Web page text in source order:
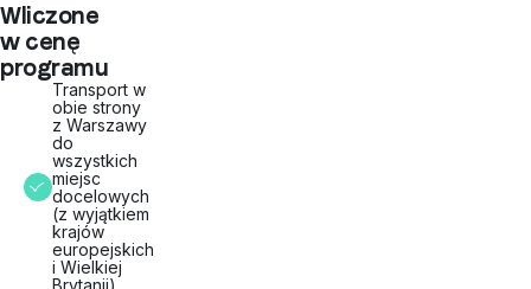
Wliczone
w cenę
programu
Transport w
obie strony
z Warszawy
do
wszystkich
miejsc
docelowych
(z wyjątkiem
krajów
europejskich
i Wielkiej
Brytanii)